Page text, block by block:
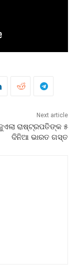
Next article
ରାଷ୍ଟ୍ରପତିଙ୍କ ୫
ଦିନିଆ ଭାରତ ଗସ୍ତ